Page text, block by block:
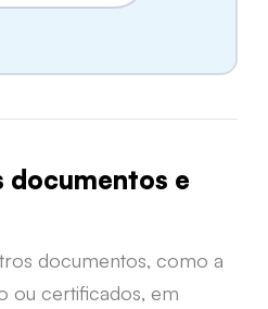
documentos e
documentos, como a
ou certificados, em